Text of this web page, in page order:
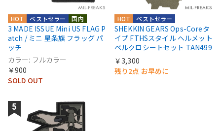
国内
ベストセラー
HOT
3 MADE ISSUE Mini US FLAG P
atch / ミニ 星条旗 フラッグ パ
ッチ
カラー: フルカラー
￥900
SOLD OUT
ベストセラー
HOT
SHEKKIN GEARS Ops-Coreタ
イプ FTHSスタイル ヘルメット
ベルクロシートセット TAN499
￥3,300
残り2点 お早めに